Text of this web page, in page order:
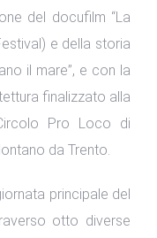
del docufilm “La
e della storia
il mare”, e con la
finalizzato alla
Pro Loco di
da Trento.
principale del
otto diverse